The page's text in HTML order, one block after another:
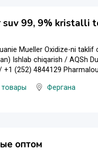
suv 99, 9% kristalli
Mueller Oxidize-ni
Ishlab chiqarish / AQSh
+1 (252) 4844129
Фергана
оптом